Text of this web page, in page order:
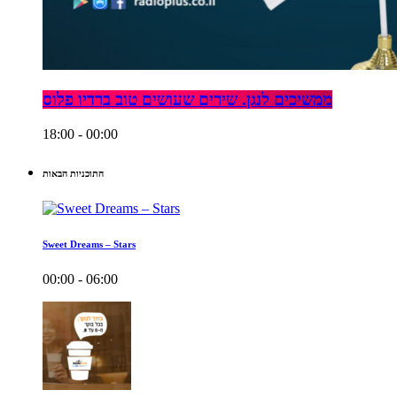
ממשיכים לנגן. שירים שעושים טוב ברדיו פלוס
18:00 - 00:00
התוכניות הבאות
Sweet Dreams – Stars
00:00 - 06:00